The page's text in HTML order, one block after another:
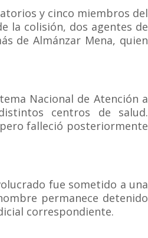
y cinco miembros del
la colisión, dos agentes de
de Almánzar Mena, quien
Nacional de Atención a
centros de salud.
falleció posteriormente
fue sometido a una
permanece detenido
correspondiente.